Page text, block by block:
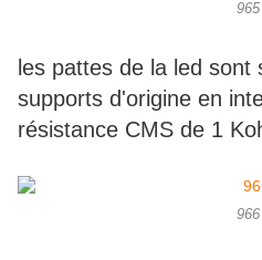
965
les pattes de la led sont
supports d'origine en
résistance CMS de 1
966